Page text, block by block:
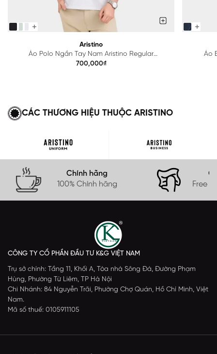
Aristino
Áo Polo Ngắn Tay Nam Aristino Regular
APS615EDP01
700,000₫
Áo
CÁC THƯƠNG HIỆU THUỘC ARISTINO
Chính hãng
100% Chính hãng
Free
CÔNG TY CỔ PHẦN ĐẦU TƯ K&G VIỆT NAM
Trụ sở chính: Tầng 11, Khối A, Tòa nhà Sông Đà, Đường Phạm
Hùng, Phường Từ Liêm, TP Hà Nội
Chi Nhánh: 84 Nguyễn Trãi, Phường Chợ Quán, Hồ Chí Minh, Việt
Nam.
Mã số thuế: 0105911105